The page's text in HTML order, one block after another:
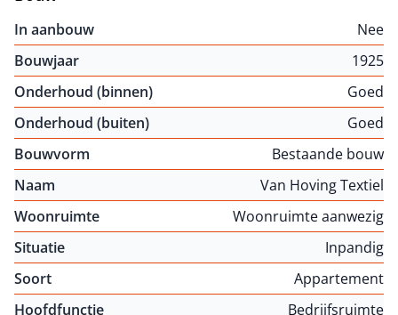
In aanbouw
Nee
Bouwjaar
1925
Onderhoud (binnen)
Goed
Onderhoud (buiten)
Goed
Bouwvorm
Bestaande bouw
Naam
Van Hoving Textiel
Woonruimte
Woonruimte aanwezig
Situatie
Inpandig
Soort
Appartement
Hoofdfunctie
Bedrijfsruimte